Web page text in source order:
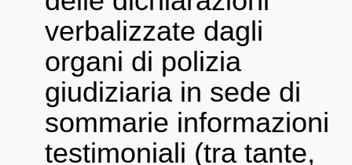
verbalizzate dagli
organi di polizia
giudiziaria in sede di
sommarie informazioni
testimoniali (tra tante,